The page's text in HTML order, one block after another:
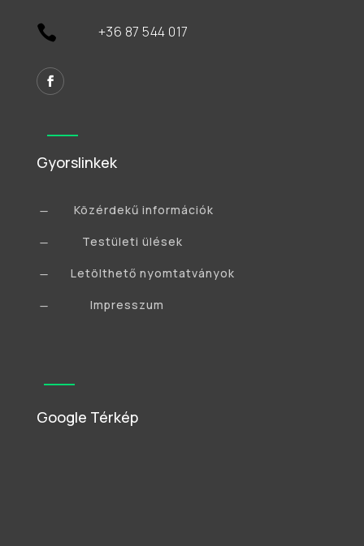
 +36 87 544 017
Gyorslinkek
K Közérdekű információk
K Testületi ülések
K Letölthető nyomtatványok
K Impresszum
Google Térkép